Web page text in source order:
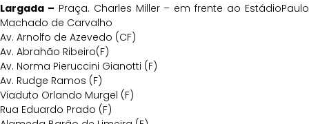
Largada – Praça. Charles Miller – em frente ao EstádioPaulo
Machado de Carvalho
Av. Arnolfo de Azevedo (CF)
Av. Abrahão Ribeiro(F)
Av. Norma Pieruccini Gianotti (F)
Av. Rudge Ramos (F)
Viaduto Orlando Murgel (F)
Rua Eduardo Prado (F)